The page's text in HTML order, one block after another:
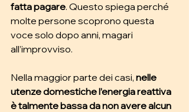
fatta pagare. Questo spiega perché
molte persone scoprono questa
voce solo dopo anni, magari
all’improvviso.
Nella maggior parte dei casi, nelle
utenze domestiche l’energia reattiva
è talmente bassa da non avere alcun